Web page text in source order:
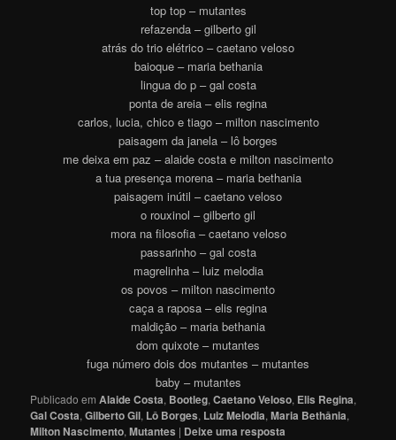
top top – mutantes
refazenda – gilberto gil
atrás do trio elétrico – caetano veloso
baioque – maria bethania
lingua do p – gal costa
ponta de areia – elis regina
carlos, lucia, chico e tiago – milton nascimento
paisagem da janela – lô borges
me deixa em paz – alaide costa e milton nascimento
a tua presença morena – maria bethania
paisagem inútil – caetano veloso
o rouxinol – gilberto gil
mora na filosofia – caetano veloso
passarinho – gal costa
magrelinha – luiz melodia
os povos – milton nascimento
caça a raposa – elis regina
maldição – maria bethania
dom quixote – mutantes
fuga número dois dos mutantes – mutantes
baby – mutantes
Publicado em Alaide Costa, Bootleg,Caetano Veloso, Elis Regina,
Gal Costa,Gilberto Gil, Lô Borges, Luiz Melodia,Maria Bethânia,
Milton Nascimento,Mutantes | Deixe uma resposta